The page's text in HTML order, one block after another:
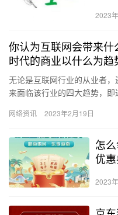
2023
你认为互联网会带来
时代的商业以什么为趋
无论是互联网行业的从业者
来面临该行业的四大趋势，
势，才…
网络资讯 2023年2月19日
怎
优惠
2023